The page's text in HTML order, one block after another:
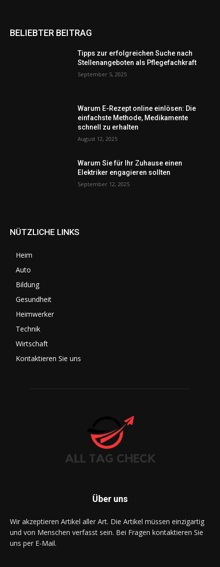
BELIEBTER BEITRAG
Tipps zur erfolgreichen Suche nach
Stellenangeboten als Pflegefachkraft
September 5, 2025
Warum E-Rezept online einlösen: Die
einfachste Methode, Medikamente
schnell zu erhalten
August 12, 2025
Warum Sie für Ihr Zuhause einen
Elektriker engagieren sollten
September 12, 2025
NÜTZLICHE LINKS
Heim
Auto
Bildung
Gesundheit
Heimwerker
Technik
Wirtschaft
Kontaktieren Sie uns
Über uns
Wir akzeptieren Artikel aller Art. Die Artikel müssen einzigartig
und von Menschen verfasst sein. Bei Fragen kontaktieren Sie
uns per E-Mail.